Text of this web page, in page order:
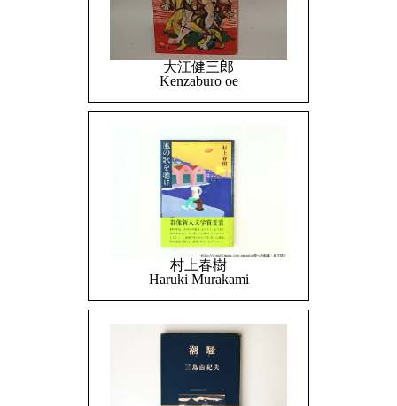
大江健三郎
Kenzaburo oe
村上春樹
Haruki Murakami